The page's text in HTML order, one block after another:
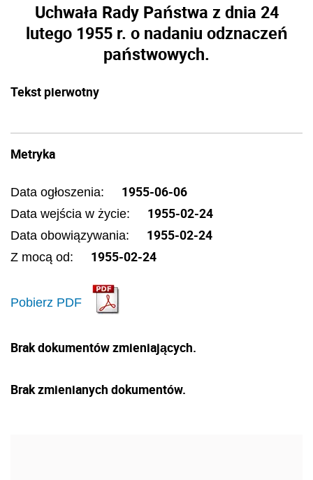
Uchwała Rady Państwa z dnia 24
lutego 1955 r. o nadaniu odznaczeń
państwowych.
Tekst pierwotny
Metryka
Data ogłoszenia: 1955-06-06
Data wejścia w życie: 1955-02-24
Data obowiązywania: 1955-02-24
Z mocą od: 1955-02-24
Pobierz PDF
Brak dokumentów zmieniających.
Brak zmienianych dokumentów.